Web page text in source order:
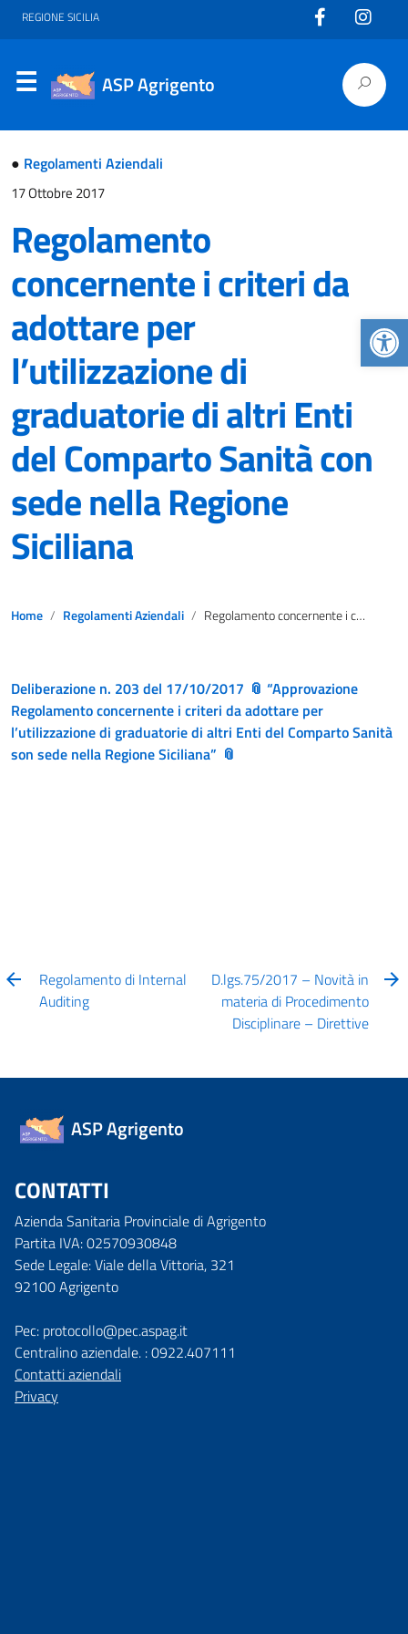
REGIONE SICILIA
ASP Agrigento
● Regolamenti Aziendali
17 Ottobre 2017
Regolamento
concernente i criteri da
adottare per
l’utilizzazione di
graduatorie di altri Enti
del Comparto Sanità con
sede nella Regione
Siciliana
Home Regolamenti Aziendali Regolamento concernente i criteri da adottare per l’utilizzazione di graduatorie di altri Enti del Comparto Sanità con sede nella Regione Siciliana
Deliberazione n. 203 del 17/10/2017
“Approvazione
Regolamento concernente i criteri da adottare per
l’utilizzazione di graduatorie di altri Enti del Comparto Sanità
son sede nella Regione Siciliana”
Regolamento di Internal
Auditing
D.lgs.75/2017 – Novità in
materia di Procedimento
Disciplinare – Direttive
ASP Agrigento
CONTATTI
Azienda Sanitaria Provinciale di Agrigento
Partita IVA: 02570930848
Sede Legale: Viale della Vittoria, 321
92100 Agrigento
Pec: protocollo@pec.aspag.it
Centralino aziendale. : 0922.407111
Contatti aziendali
Privacy